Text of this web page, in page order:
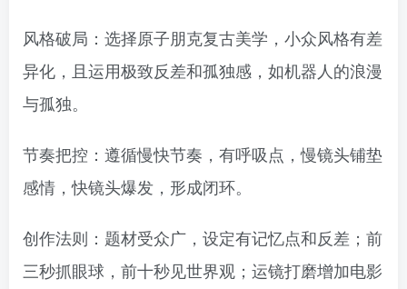
风格破局：选择原子朋克复古美学，小众风格有差
异化，且运用极致反差和孤独感，如机器人的浪漫
与孤独。
节奏把控：遵循慢快节奏，有呼吸点，慢镜头铺垫
感情，快镜头爆发，形成闭环。
创作法则：题材受众广，设定有记忆点和反差；前
三秒抓眼球，前十秒见世界观；运镜打磨增加电影